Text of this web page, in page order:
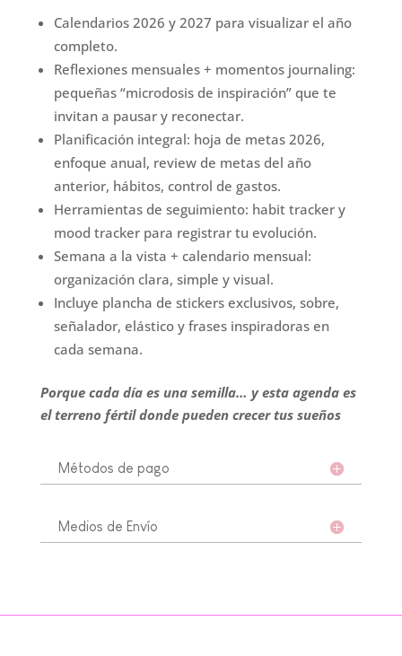
Calendarios 2026 y 2027 para visualizar el año
completo.
Reflexiones mensuales + momentos journaling:
pequeñas “microdosis de inspiración” que te
invitan a pausar y reconectar.
Planificación integral: hoja de metas 2026,
enfoque anual, review de metas del año
anterior, hábitos, control de gastos.
Herramientas de seguimiento: habit tracker y
mood tracker para registrar tu evolución.
Semana a la vista + calendario mensual:
organización clara, simple y visual.
Incluye plancha de stickers exclusivos, sobre,
señalador, elástico y frases inspiradoras en
cada semana.
Porque cada día es una semilla… y esta agenda es
el terreno fértil donde pueden crecer tus sueños
Métodos de pago
Medios de Envío